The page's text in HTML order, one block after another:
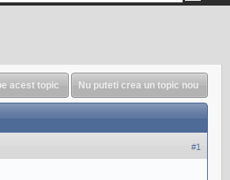
Nu puteti crea un topic nou
acest topic
#1